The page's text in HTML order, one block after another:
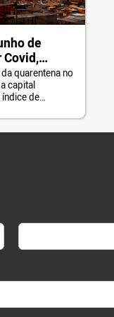
de
Covid,
precisa de
para
quarentena no
capital
de
Last